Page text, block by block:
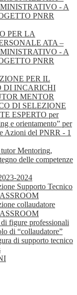
- A
PNRR
PER LA
ATA –
- A
PNRR
PER IL
DI INCARICHI
MENTOR
DI SELEZIONE
ESPERTO per
e orientamento” per
Azioni del PNRR - 1
Mentoring,
delle competenze
2024
Supporto Tecnico
collaudatore
figure professionali
di “collaudatore”
di supporto tecnico